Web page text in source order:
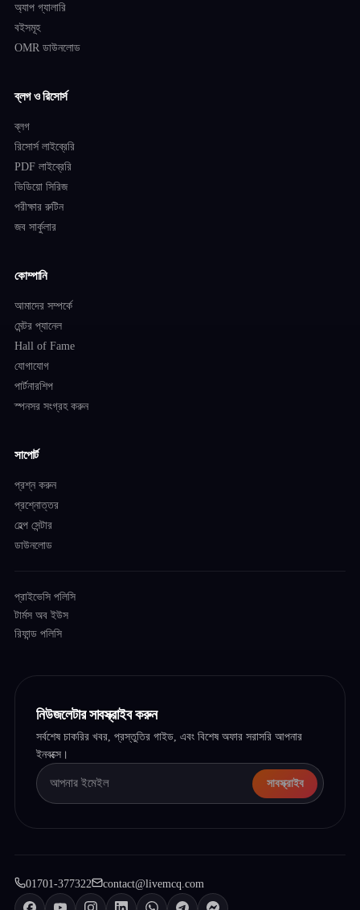
অ্যাপ গ্যালারি
বইসমূহ
OMR ডাউনলোড
ব্লগ ও রিসোর্স
ব্লগ
রিসোর্স লাইব্রেরি
PDF লাইব্রেরি
ভিডিয়ো সিরিজ
পরীক্ষার রুটিন
জব সার্কুলার
কোম্পানি
আমাদের সম্পর্কে
মেন্টর প্যানেল
Hall of Fame
যোগাযোগ
পার্টনারশিপ
স্পনসর সংগ্রহ করুন
সাপোর্ট
প্রশ্ন করুন
প্রশ্নোত্তর
হেল্প সেন্টার
ডাউনলোড
প্রাইভেসি পলিসি
টার্মস অব ইউস
রিফান্ড পলিসি
নিউজলেটার সাবস্ক্রাইব করুন
সর্বশেষ চাকরির খবর, প্রস্তুতির গাইড, এবং বিশেষ অফার সরাসরি আপনার
ইনবক্সে।
সাবস্ক্রাইব
01701-377322 contact@livemcq.com